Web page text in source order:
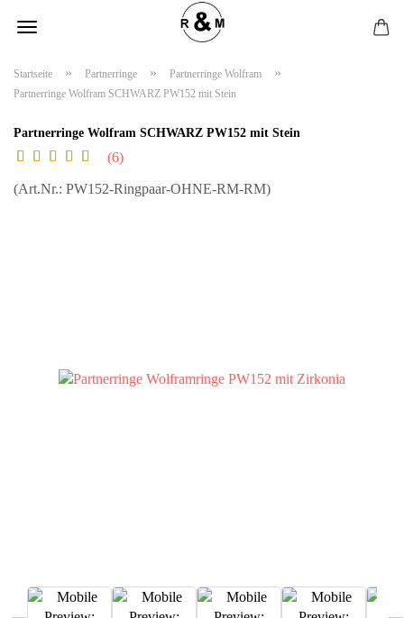
Startseite » Partnerringe » Partnerringe Wolfram »
Partnerringe Wolfram SCHWARZ PW152 mit Stein
Partnerringe Wolfram SCHWARZ PW152 mit Stein
6
(Art.Nr.: PW152-Ringpaar-OHNE-RM-RM)